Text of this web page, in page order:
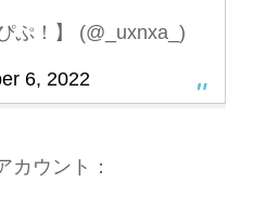
ぷ！】 (@_uxnxa_)
6, 2022
カウント：